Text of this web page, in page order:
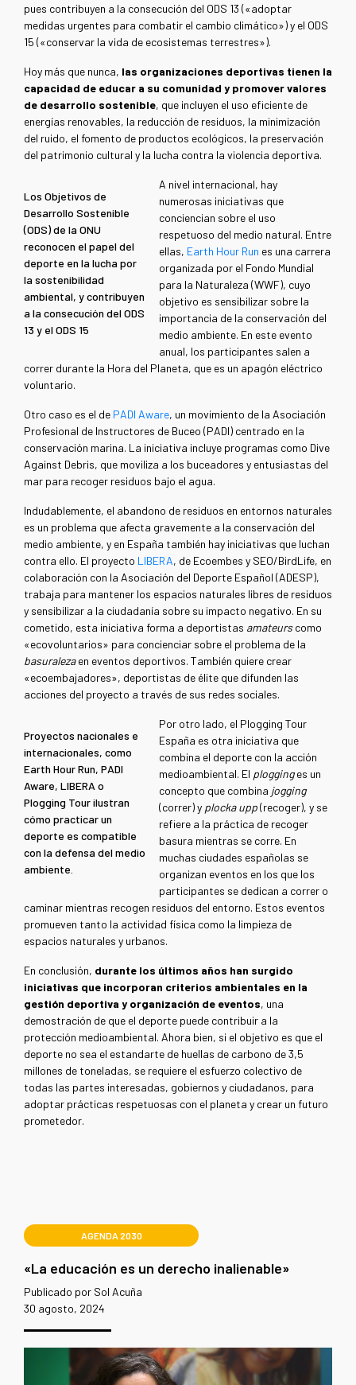
pues contribuyen a la consecución del ODS 13 («adoptar
medidas urgentes para combatir el cambio climático») y el ODS
15 («conservar la vida de ecosistemas terrestres»).
Hoy más que nunca, las organizaciones deportivas tienen la
capacidad de educar a su comunidad y promover valores
de desarrollo sostenible, que incluyen el uso eficiente de
energías renovables, la reducción de residuos, la minimización
del ruido, el fomento de productos ecológicos, la preservación
del patrimonio cultural y la lucha contra la violencia deportiva.
Los Objetivos de
Desarrollo Sostenible
(ODS) de la ONU
reconocen el papel del
deporte en la lucha por
la sostenibilidad
ambiental, y contribuyen
a la consecución del ODS
13 y el ODS 15
A nivel internacional, hay
numerosas iniciativas que
conciencian sobre el uso
respetuoso del medio natural. Entre
ellas, Earth Hour Run es una carrera
organizada por el Fondo Mundial
para la Naturaleza (WWF), cuyo
objetivo es sensibilizar sobre la
importancia de la conservación del
medio ambiente. En este evento
anual, los participantes salen a
correr durante la Hora del Planeta, que es un apagón eléctrico
voluntario.
Otro caso es el de PADI Aware, un movimiento de la Asociación
Profesional de Instructores de Buceo (PADI) centrado en la
conservación marina. La iniciativa incluye programas como Dive
Against Debris, que moviliza a los buceadores y entusiastas del
mar para recoger residuos bajo el agua.
Indudablemente, el abandono de residuos en entornos naturales
es un problema que afecta gravemente a la conservación del
medio ambiente, y en España también hay iniciativas que luchan
contra ello. El proyecto LIBERA, de Ecoembes y SEO/BirdLife, en
colaboración con la Asociación del Deporte Español (ADESP),
trabaja para mantener los espacios naturales libres de residuos
y sensibilizar a la ciudadanía sobre su impacto negativo. En su
cometido, esta iniciativa forma a deportistas amateurscomo
«ecovoluntarios» para concienciar sobre el problema de la
basuralezaen eventos deportivos. También quiere crear
«ecoembajadores», deportistas de élite que difunden las
acciones del proyecto a través de sus redes sociales.
Proyectos nacionales e
internacionales, como
Earth Hour Run, PADI
Aware, LIBERA o
Plogging Tour ilustran
cómo practicar un
deporte es compatible
con la defensa del medio
ambiente.
Por otro lado, el Plogging Tour
España es otra iniciativa que
combina el deporte con la acción
medioambiental. El plogginges un
concepto que combina jogging
(correr) y plocka upp(recoger), y se
refiere a la práctica de recoger
basura mientras se corre. En
muchas ciudades españolas se
organizan eventos en los que los
participantes se dedican a correr o
caminar mientras recogen residuos del entorno. Estos eventos
promueven tanto la actividad física como la limpieza de
espacios naturales y urbanos.
En conclusión, durante los últimos años han surgido
iniciativas que incorporan criterios ambientales en la
gestión deportiva y organización de eventos, una
demostración de que el deporte puede contribuir a la
protección medioambiental. Ahora bien, si el objetivo es que el
deporte no sea el estandarte de huellas de carbono de 3,5
millones de toneladas, se requiere el esfuerzo colectivo de
todas las partes interesadas, gobiernos y ciudadanos, para
adoptar prácticas respetuosas con el planeta y crear un futuro
prometedor.
AGENDA 2030
«La educación es un derecho inalienable»
Publicado por Sol Acuña
30 agosto, 2024